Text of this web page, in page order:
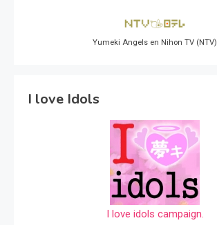
Yumeki Angels en Nihon TV (NTV)
I love Idols
I love idols campaign.